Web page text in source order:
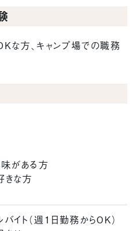
な方、キャンプ場での職務
がある方
きな方
イト（週1日勤務からOK）